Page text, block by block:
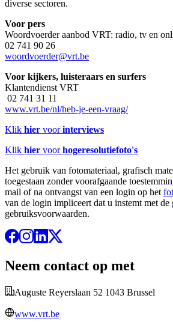
diverse sectoren.
Voor pers
Woordvoerder aanbod VRT: radio, tv en
02 741 90 26
woordvoerder@vrt.be
Voor kijkers, luisteraars en surfers
Klantendienst VRT
02 741 31 11
www.vrt.be/nl/heb-je-een-vraag/
Klik hier voorinterviews
Klik hier voorhogeresolutiefoto's
Het gebruik van fotomateriaal, grafisch
toegestaan zonder voorafgaande
mail of na ontvangst van een login op het
van de login impliceert dat u instemt met de
gebruiksvoorwaarden.
Neem contact op met
Auguste Reyerslaan 52 1043 Brussel
www.vrt.be